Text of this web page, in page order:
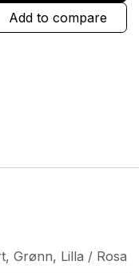
Add to compare
, Grønn, Lilla / Rosa